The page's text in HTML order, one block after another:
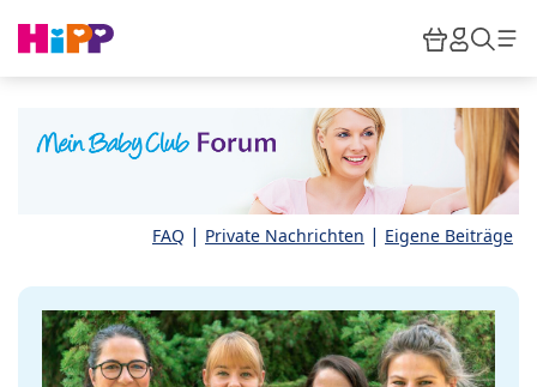
HiPP
FAQ | Private Nachrichten | Eigene Beiträge